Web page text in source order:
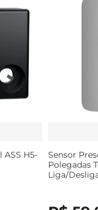
ASS H5-
Sensor
Polegadas
Liga/